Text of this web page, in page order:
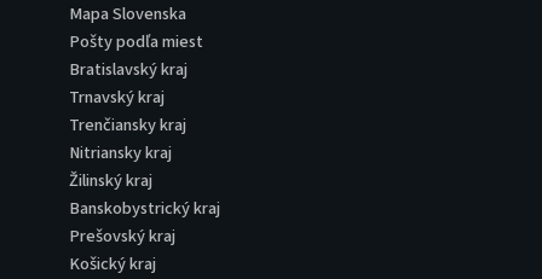
Mapa Slovenska
Pošty podľa miest
Bratislavský kraj
Trnavský kraj
Trenčiansky kraj
Nitriansky kraj
Žilinský kraj
Banskobystrický kraj
Prešovský kraj
Košický kraj